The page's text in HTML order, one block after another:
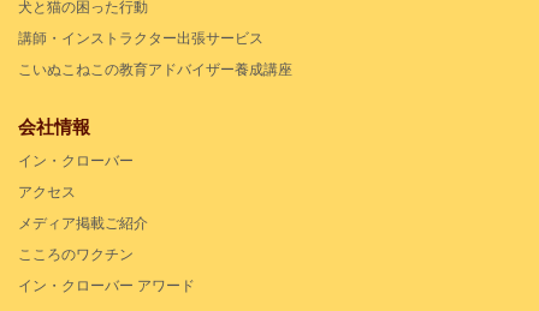
犬と猫の困った行動
講師・インストラクター出張サービス
こいぬこねこの教育アドバイザー養成講座
会社情報
イン・クローバー
アクセス
メディア掲載ご紹介
こころのワクチン
イン・クローバー アワード